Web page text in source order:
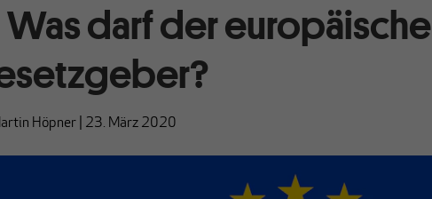
Was darf der europäische
Höpner 23. März 2020